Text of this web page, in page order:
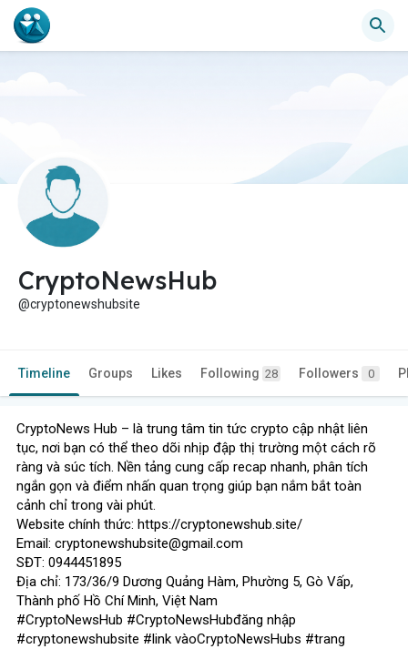
CryptoNewsHub
@cryptonewshubsite
Timeline Groups Likes Following 28 Followers 0
CryptoNews Hub – là trung tâm tin tức crypto cập nhật liên
tục, nơi bạn có thể theo dõi nhịp đập thị trường một cách rõ
ràng và súc tích. Nền tảng cung cấp recap nhanh, phân tích
ngắn gọn và điểm nhấn quan trọng giúp bạn nắm bắt toàn
cảnh chỉ trong vài phút.
Website chính thức: https://cryptonewshub.site/
Email: cryptonewshubsite@gmail.com
SĐT: 0944451895
Địa chỉ: 173/36/9 Dương Quảng Hàm, Phường 5, Gò Vấp,
Thành phố Hồ Chí Minh, Việt Nam
#CryptoNewsHub #CryptoNewsHubđăng nhập
#cryptonewshubsite #link vàoCryptoNewsHubs #trang